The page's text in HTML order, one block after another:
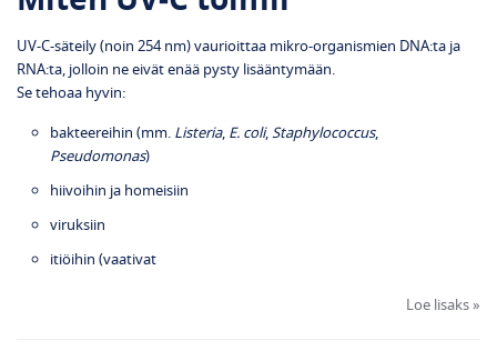
UV‑C‑säteily (noin 254 nm) vaurioittaa mikro‑organismien DNA:ta ja
RNA:ta, jolloin ne eivät enää pysty lisääntymään.
Se tehoaa hyvin:
bakteereihin (mm. Listeria, E. coli,Staphylococcus,
Pseudomonas)
hiivoihin ja homeisiin
viruksiin
itiöihin (vaativat
Loe lisaks »